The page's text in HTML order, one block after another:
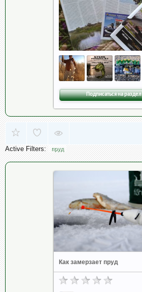
Подписаться на раздел
Active Filters: пруд
Как замерзает пруд